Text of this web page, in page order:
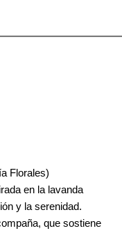
Florales)
en la lavanda
y la serenidad.
que sostiene